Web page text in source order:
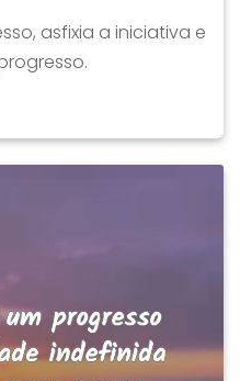
asfixia a iniciativa e